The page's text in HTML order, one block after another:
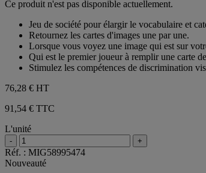
sur
étoiles.
Ce produit n'est pas disponible actuellement.
Jeu de société pour élargir le vocabulaire et
Retournez les cartes d'images une par une.
Lorsque vous voyez une image qui est sur
Qui est le premier joueur à remplir une carte
Stimulez les compétences de discrimination
76,28 € HT
91,54 € TTC
L'unité
- +
Réf. : MIG58995474
Nouveauté